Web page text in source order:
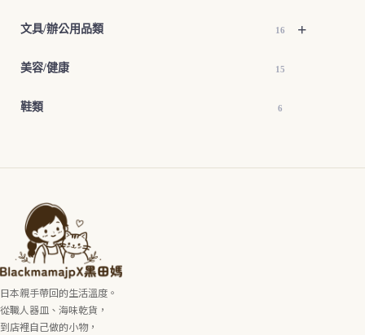
+
文具/辦公用品類 16
美容/健康 15
鞋類 6
日本親手帶回的生活溫度。
從職人器皿、海味乾貨，
到店裡自己做的小物，